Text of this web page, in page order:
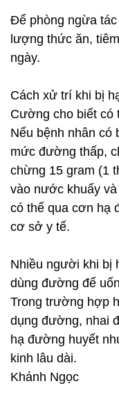
Để phòng ngừa
lượng thức ăn,
ngày.
Cách xử trí khi bị
Cường cho biết có
Nếu bệnh nhân có
mức đường thấp,
chừng 15 gram (1
vào nước khuấy
có thể qua cơn hạ
cơ sở y tế.
Nhiều người khi bị
dùng đường để
Trong trường hợp
dụng đường, nhai
hạ đường huyết
kinh lâu dài.
Khánh Ngọc